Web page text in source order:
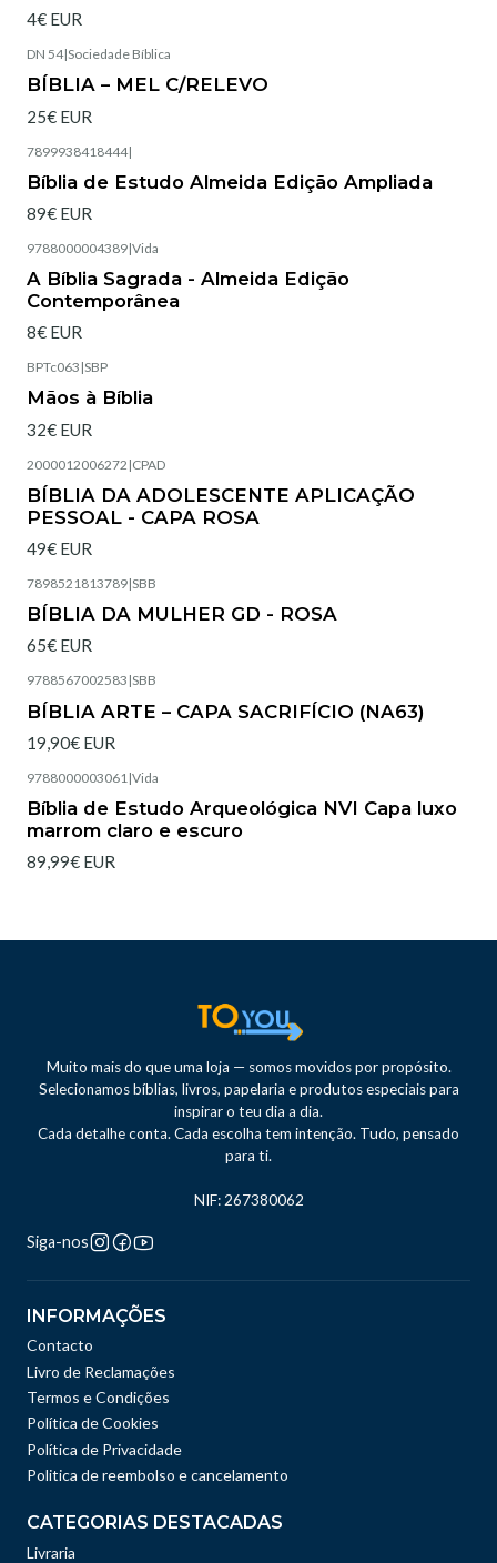
4€ EUR
DN 54|Sociedade Bíblica
BÍBLIA – MEL C/RELEVO
25€ EUR
7899938418444|
Bíblia de Estudo Almeida Edição Ampliada
89€ EUR
9788000004389|Vida
A Bíblia Sagrada - Almeida Edição
Contemporânea
8€ EUR
BPTc063 |SBP
Mãos à Bíblia
32€ EUR
2000012006272 |CPAD
BÍBLIA DA ADOLESCENTE APLICAÇÃO
PESSOAL - CAPA ROSA
49€ EUR
7898521813789|SBB
BÍBLIA DA MULHER GD - ROSA
65€ EUR
9788567002583 |SBB
BÍBLIA ARTE – CAPA SACRIFÍCIO (NA63)
19,90€ EUR
9788000003061 |Vida
Bíblia de Estudo Arqueológica NVI Capa luxo
marrom claro e escuro
89,99€ EUR
Muito mais do que uma loja — somos movidos por propósito.
Selecionamos bíblias, livros, papelaria e produtos especiais para
inspirar o teu dia a dia.
Cada detalhe conta. Cada escolha tem intenção. Tudo, pensado
para ti.
NIF: 267380062
Siga-nos
INFORMAÇÕES
Contacto
Livro de Reclamações
Termos e Condições
Política de Cookies
Política de Privacidade
Politica de reembolso e cancelamento
CATEGORIAS DESTACADAS
Livraria